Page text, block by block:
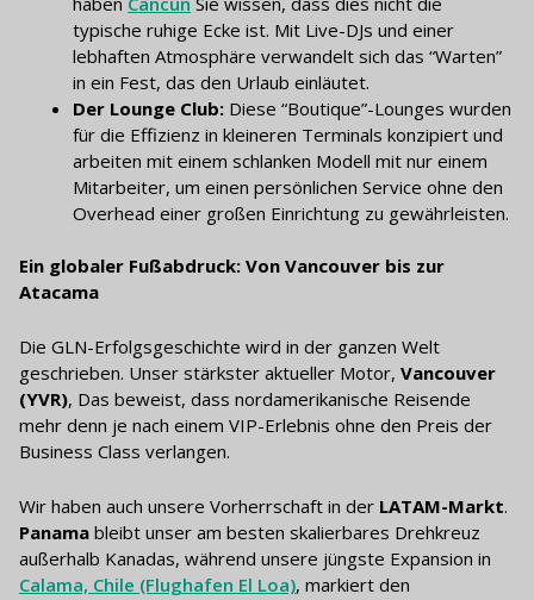
typische ruhige Ecke ist. Mit Live-DJs und einer
lebhaften Atmosphäre verwandelt sich das “Warten”
in ein Fest, das den Urlaub einläutet.
Der Lounge Club: Diese “Boutique”-Lounges wurden
für die Effizienz in kleineren Terminals konzipiert und
arbeiten mit einem schlanken Modell mit nur einem
Mitarbeiter, um einen persönlichen Service ohne den
Overhead einer großen Einrichtung zu gewährleisten.
Ein globaler Fußabdruck: Von Vancouver bis zur
Atacama
Die GLN-Erfolgsgeschichte wird in der ganzen Welt
geschrieben. Unser stärkster aktueller Motor, Vancouver
(YVR), Das beweist, dass nordamerikanische Reisende
mehr denn je nach einem VIP-Erlebnis ohne den Preis der
Business Class verlangen.
Wir haben auch unsere Vorherrschaft in der LATAM-Markt.
Panama bleibt unser am besten skalierbares Drehkreuz
außerhalb Kanadas, während unsere jüngste Expansion in
Calama, Chile (Flughafen El Loa), markiert den